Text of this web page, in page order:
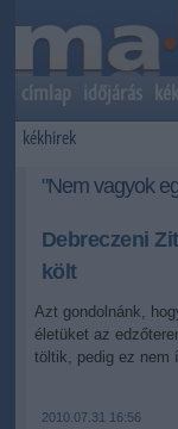
címlap időjárás
kékhírek
"Nem vagyok
Debreczeni
költ
Azt gondolnánk,
életüket az
töltik, pedig ez nem
2010.07.31 16:56